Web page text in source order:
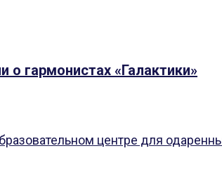
о гармонистах «Галактики»
центре для